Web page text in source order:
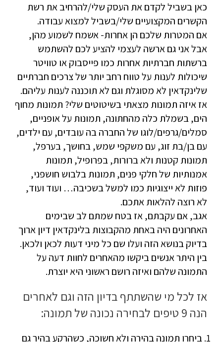
כאן בשביל לקדם את העסק שלי/להרחיב את רשת
הקשרים המקצועיים שלי/בשביל למצוא עבודה.
אם המטרות שלכם הן אחרות- אשמח לשמוע מהן,
אבל אני גם ארשה לעצמי להציע לכם להשתמש
ברשתות חברתיות אחרות כמו פייסבוק או טוויטר
שיכולות לענות על טווח רחב יותר של צרכים חברתיים
שלינקדאין לא מסוגלת וגם לא תוכננה לענות עליהם.
אז איזה תמונות מצאתי בשיטוטים שלי? תמונות מחוף
הים, בשמלת כלה מהחתונה, תמונות על אופניים,
סמלים/גרפים/לוגו של החברה בה עובדים, עם ילדים,
עם בן/בת זוג, עם משקפי שמש, בחושך, בערפל,
תמונות קטנות ולא ברורות, בפרופיל, תמונות
אמנותיות של חלקי פנים, תמונות בלבוש חושפני,
פוזות לא ייצוגיות כמו למשל בשכיבה… ועוד ועוד,
לא רוצה להלאות אתכם.
אגב, אם עקבתם, אז בטח שמתם לב שבימים
האחרונים היה באחת מהקבוצות בלינקדאין דיון ארוך
בדיוק בנושא הזה ועלו שם כל מיני דעות לכאן ולכאן.
בין היתר אנשים ביקשו מהאחרים לחוות דעה על
התמונה שלהם ואיזה רושם ראשוני היא יוצרת.
אז לכל מי שהשתתף בדיון הזה וגם לאחרים
הנה 9 טיפים לבחירה נכונה של תמונה:
ביחרו תמונה בהירה ולא חשוכה, כשהרקע בהיר גם